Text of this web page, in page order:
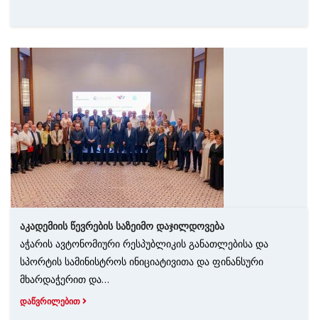
აკადემიის წევრების საზეიმო დაჯილდოვება
აჭარის ავტონომიური რესპუბლიკის განათლებისა და
სპორტის სამინისტროს ინიციატივითა და ფინანსური
მხარდაჭერით და…
ᲓᲐᲬᲕᲠᲘᲚᲔᲑᲘᲗ